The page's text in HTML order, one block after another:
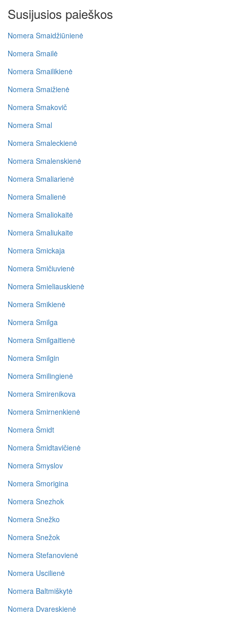
Susijusios paieškos
Nomera Smaidžiūnienė
Nomera Smailė
Nomera Smailikienė
Nomera Smaižienė
Nomera Smakovič
Nomera Smal
Nomera Smaleckienė
Nomera Smalenskienė
Nomera Smaliarienė
Nomera Smalienė
Nomera Smaliokaitė
Nomera Smaliukaite
Nomera Smickaja
Nomera Smičiuvienė
Nomera Smieliauskienė
Nomera Smikienė
Nomera Smilga
Nomera Smilgaitienė
Nomera Smilgin
Nomera Smilingienė
Nomera Smirenikova
Nomera Smirnenkienė
Nomera Šmidt
Nomera Šmidtavičienė
Nomera Smyslov
Nomera Smorigina
Nomera Snezhok
Nomera Snežko
Nomera Snežok
Nomera Stefanovienė
Nomera Uscilienė
Nomera Baltmiškytė
Nomera Dvareskienė